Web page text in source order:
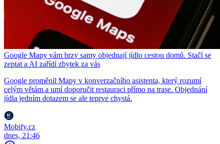
Google Mapy vám brzy samy objednají jídlo cestou domů. Stačí se
zeptat a AI zařídí zbytek za vás
Google proměnil Mapy v konverzačního asistenta, který rozumí
celým větám a umí doporučit restauraci přímo na trase. Objednání
jídla jedním dotazem se ale teprve chystá.
Mobify.cz
dnes, 21:46